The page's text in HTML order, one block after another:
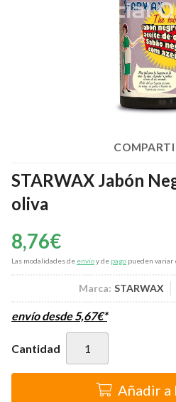
STARWAX Jabón
oliva
8,76€
Las modalidades de envíoy de pago pueden variar
Marca: STARWAX
envío desde5,67€*
Cantidad
Añadir a